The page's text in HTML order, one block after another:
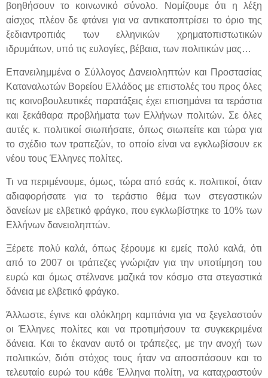
βοηθήσουν το κοινωνικό σύνολο. Νομίζουμε ότι η λέξη
αίσχος πλέον δε φτάνει για να αντικατοπτρίσει το όριο της
ξεδιαντροπιάς των ελληνικών χρηματοπιστωτικών
ιδρυμάτων, υπό τις ευλογίες, βέβαια, των πολιτικών μας…
Επανειλημμένα ο Σύλλογος Δανειοληπτών και Προστασίας
Καταναλωτών Βορείου Ελλάδος με επιστολές του προς όλες
τις κοινοβουλευτικές παρατάξεις έχει επισημάνει τα τεράστια
και ξεκάθαρα προβλήματα των Ελλήνων πολιτών. Σε όλες
αυτές κ. πολιτικοί σιωπήσατε, όπως σιωπείτε και τώρα για
το σχέδιο των τραπεζών, το οποίο είναι να εγκλωβίσουν εκ
νέου τους Έλληνες πολίτες.
Τι να περιμένουμε, όμως, τώρα από εσάς κ. πολιτικοί, όταν
αδιαφορήσατε για το τεράστιο θέμα των στεγαστικών
δανείων με ελβετικό φράγκο, που εγκλωβίστηκε το 10% των
Ελλήνων δανειοληπτών.
Ξέρετε πολύ καλά, όπως ξέρουμε κι εμείς πολύ καλά, ότι
από το 2007 οι τράπεζες γνώριζαν για την υποτίμηση του
ευρώ και όμως στέλνανε μαζικά τον κόσμο στα στεγαστικά
δάνεια με ελβετικό φράγκο.
Άλλωστε, έγινε και ολόκληρη καμπάνια για να ξεγελαστούν
οι Έλληνες πολίτες και να προτιμήσουν τα συγκεκριμένα
δάνεια. Και το έκαναν αυτό οι τράπεζες, με την ανοχή των
πολιτικών, διότι στόχος τους ήταν να αποσπάσουν και το
τελευταίο ευρώ του κάθε Έλληνα πολίτη, να καταχραστούν